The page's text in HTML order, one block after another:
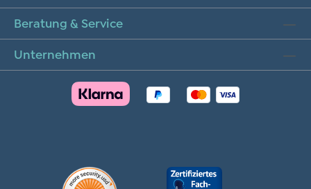
Beratung & Service
Unternehmen